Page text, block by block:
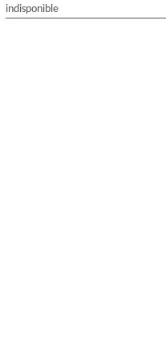
indisponible